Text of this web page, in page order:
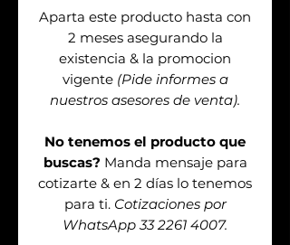
Aparta este producto hasta con
2 meses asegurando la
existencia & la promocion
vigente (Pide informes a
nuestros asesores de venta).
No tenemos el producto que
buscas? Manda mensaje para
cotizarte & en 2 días lo tenemos
para ti. Cotizaciones por
WhatsApp 33 2261 4007.